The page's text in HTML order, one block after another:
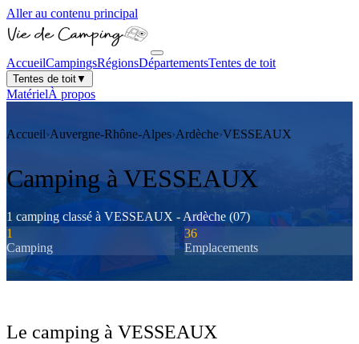
Aller au contenu principal
AccueilCampingsRégionsDépartementsTentes de toit
Tentes de toit▼
MatérielÀ propos
Accueil›Auvergne-Rhône-Alpes›Ardèche›VESSEAUX
Camping àVESSEAUX
1 camping classé à VESSEAUX - Ardèche (07)
1
Camping
36
Emplacements
Le camping à VESSEAUX